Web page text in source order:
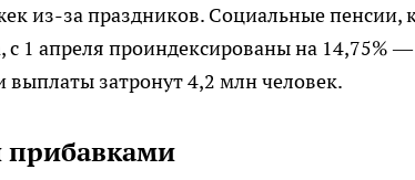
из-за праздников. Социальные пенсии,
с 1 апреля проиндексированы на 14,75%
выплаты затронут 4,2 млн человек.
прибавками